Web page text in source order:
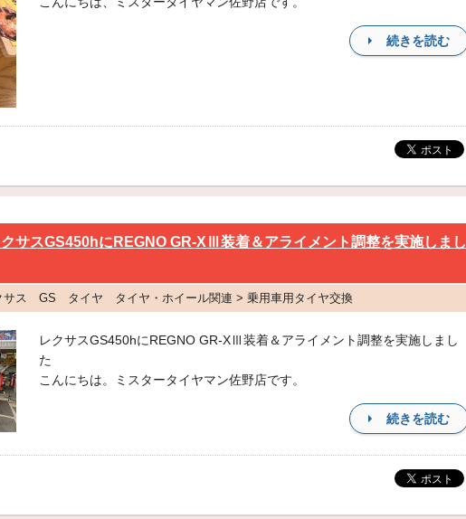
続きを読む
サスGS450hにREGNO GR-XⅢ装着＆アライメント調整を実施しまし
サス GS タイヤ タイヤ・ホイール関連 > 乗用車用タイヤ交換
レクサスGS450hにREGNO GR-XⅢ装着＆アライメント調整を実施しまし
た
こんにちは。ミスタータイヤマン佐野店です。
続きを読む